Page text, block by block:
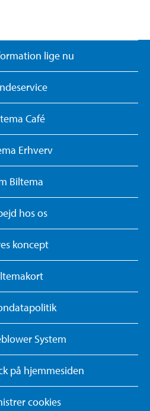
lige nu
Café
Erhverv
Biltema
hos os
koncept
System
på hjemmesiden
cookies